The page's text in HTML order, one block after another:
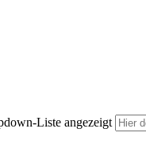
Liste angezeigt